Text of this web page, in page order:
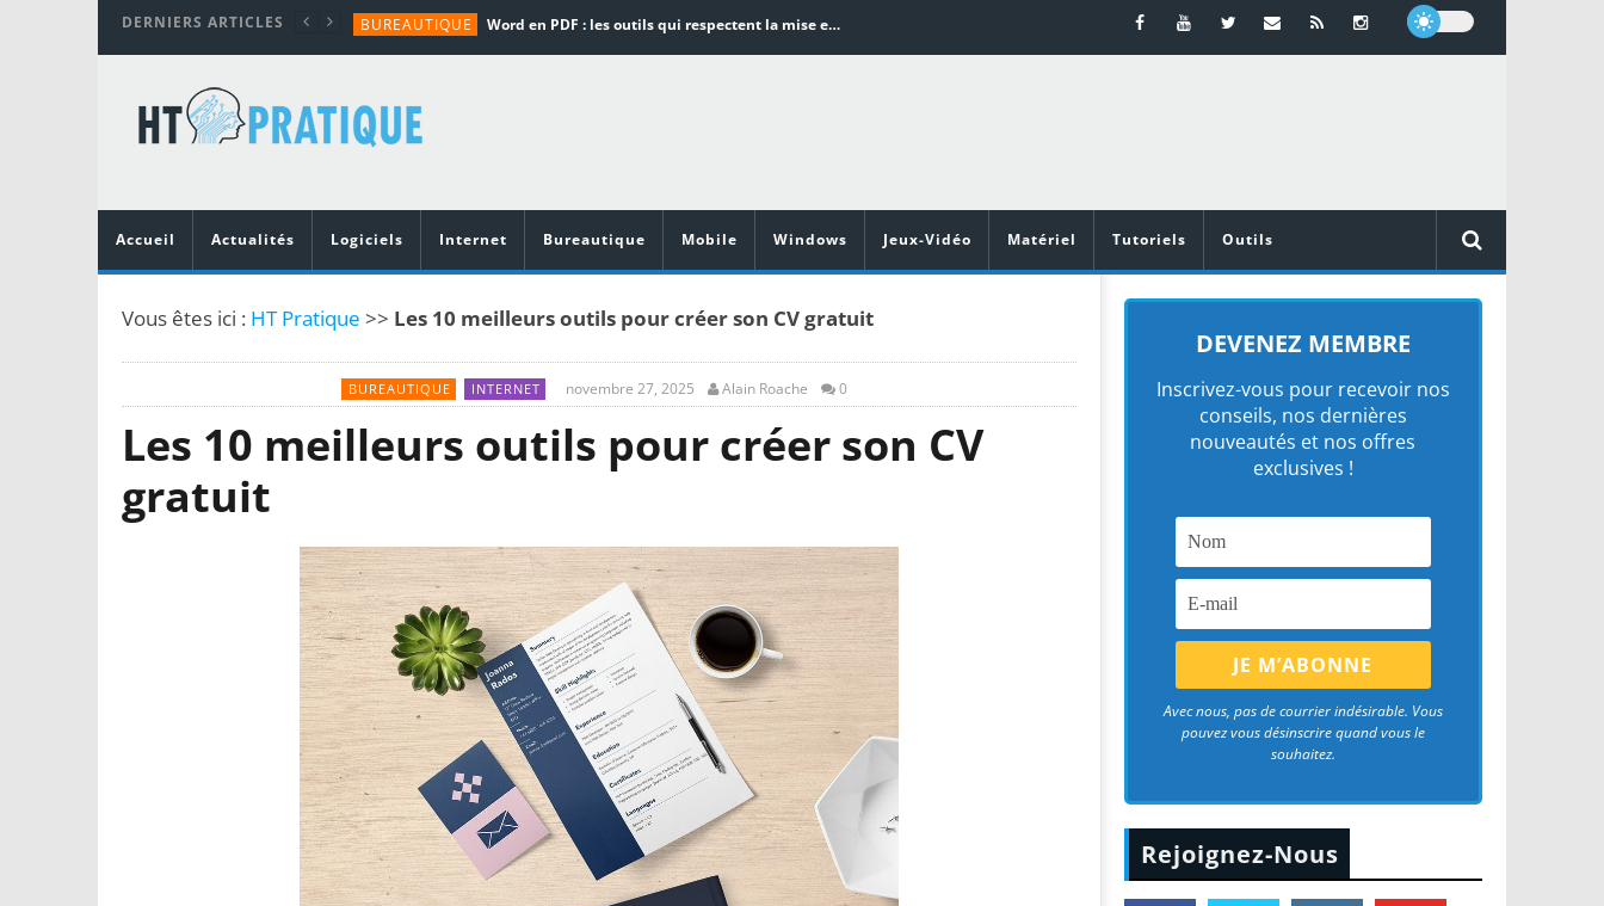
DERNIERS ARTICLES BUREAUTIQUE Word en PDF : les outils qui respectent la mise en page
TUTORIALS
MATÉRIEL
Vidéoprojecteurs Asus : Top 6 des meilleurs modèles de la marque
Accueil
Actualités Logiciels Internet Bureautique Mobile Windows Jeux-Vidéo Matériel Tutoriels Outils
Vous êtes ici : HT Pratique >> Les 10 meilleurs outils pour créer son CV gratuit
BUREAUTIQUE INTERNET novembre 27, 2025 Alain Roache 0
Les 10 meilleurs outils pour créer son CV
gratuit
DEVENEZ MEMBRE
Inscrivez-vous pour recevoir nos
conseils, nos dernières
nouveautés et nos offres
exclusives !
Avec nous, pas de courrier indésirable. Vous
pouvez vous désinscrire quand vous le
souhaitez.
Rejoignez-Nous